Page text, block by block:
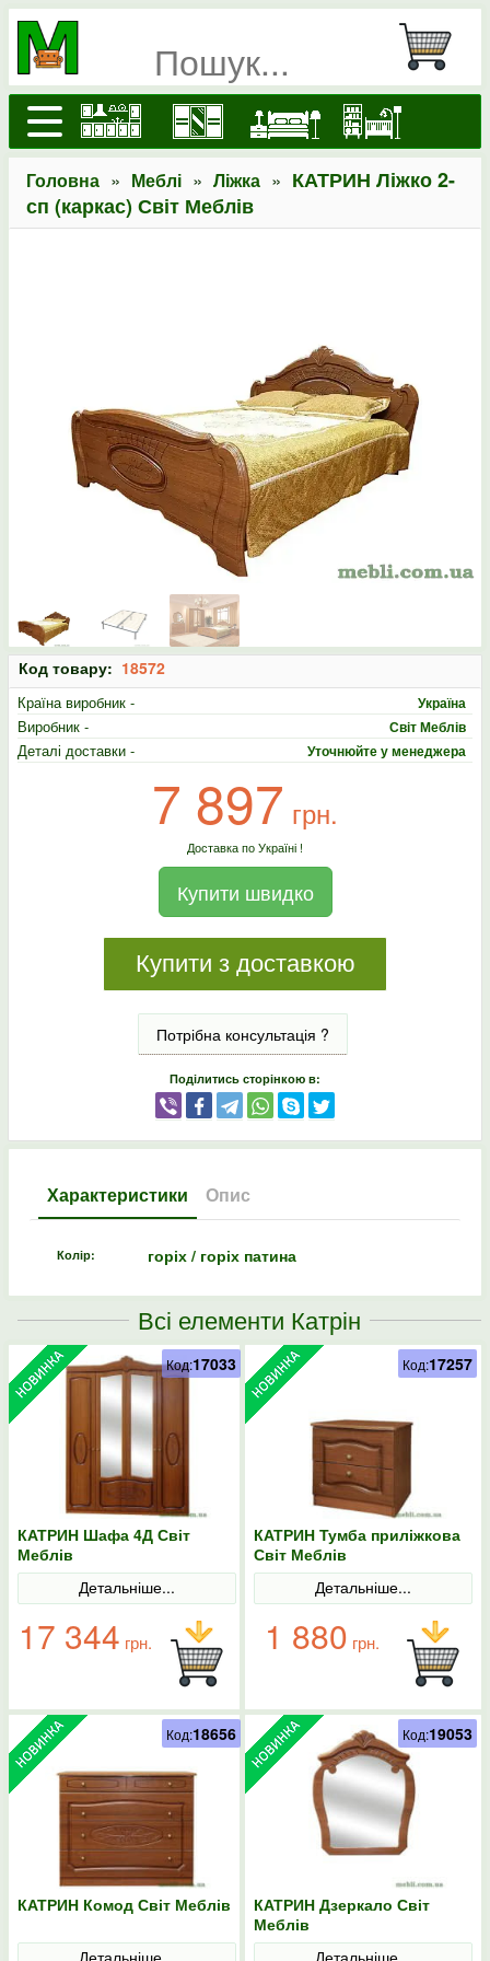
Головна » Меблі » Ліжка » КАТРИН Ліжко 2-
сп (каркас) Світ Меблів
Код товару: 18572
Країна виробник - Україна
Виробник - Світ Меблів
Деталі доставки - Уточнюйте у менеджера
7 897 грн.
Доставка по Україні !
Купити швидко
Купити з доставкою
Потрібна консультація ?
Поділитись сторінкою в:
Характеристики Опис
Колір: горіх / горіх патина
Всі елементи Катрін
КАТРИН Шафа 4Д Світ
Меблів
Детальніше...
17 344 грн.
Код:17033
КАТРИН Тумба приліжкова
Світ Меблів
Детальніше...
1 880 грн.
Код:17257
КАТРИН Комод Світ Меблів
Детальніше...
Код:18656
КАТРИН Дзеркало Світ
Меблів
Детальніше...
Код:19053